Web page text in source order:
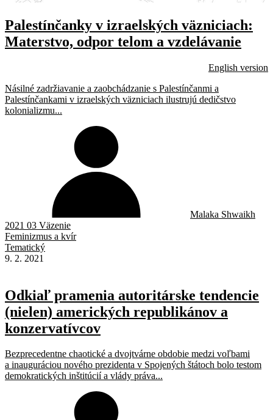
Palestínčanky v izraelských väzniciach:
Materstvo, odpor telom a vzdelávanie
English version
Násilné zadržiavanie a zaobchádzanie s Palestínčanmi a
Palestínčankami v izraelských väzniciach ilustrujú dedičstvo
kolonializmu...
Malaka Shwaikh
2021 03 Väzenie
Feminizmus a kvír
Tematický
9. 2. 2021
Odkiaľ pramenia autoritárske tendencie
(nielen) amerických republikánov a
konzervatívcov
Bezprecedentne chaotické a dvojtvárne obdobie medzi voľbami
a inauguráciou nového prezidenta v Spojených štátoch bolo testom
demokratických inštitúcií a vlády práva...